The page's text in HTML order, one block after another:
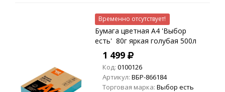
Временно отсутствует!
Бумага цветная A4 'Выбор
есть' 80г яркая голубая 500л
1 499
Код: 0100126
Артикул: ВБР-866184
Торговая марка: Выбор есть